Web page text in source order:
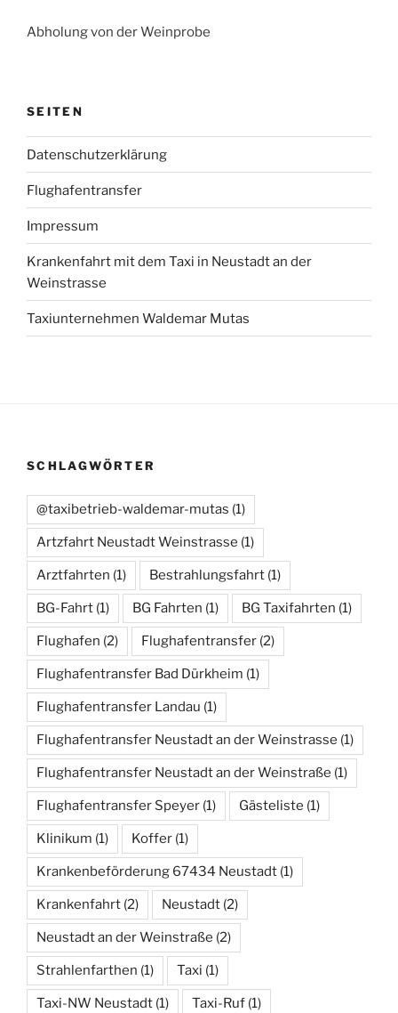
Abholung von der Weinprobe
SEITEN
Datenschutzerklärung
Flughafentransfer
Impressum
Krankenfahrt mit dem Taxi in Neustadt an der
Weinstrasse
Taxiunternehmen Waldemar Mutas
SCHLAGWÖRTER
@taxibetrieb-waldemar-mutas (1)
Artzfahrt Neustadt Weinstrasse (1)
Arztfahrten (1) Bestrahlungsfahrt (1)
BG-Fahrt (1) BG Fahrten (1) BG Taxifahrten (1)
Flughafen (2) Flughafentransfer (2)
Flughafentransfer Bad Dürkheim (1)
Flughafentransfer Landau (1)
Flughafentransfer Neustadt an der Weinstrasse (1)
Flughafentransfer Neustadt an der Weinstraße (1)
Flughafentransfer Speyer (1) Gästeliste (1)
Klinikum (1) Koffer (1)
Krankenbeförderung 67434 Neustadt (1)
Krankenfahrt (2) Neustadt (2)
Neustadt an der Weinstraße (2)
Strahlenfarthen (1) Taxi (1)
Taxi-NW Neustadt (1) Taxi-Ruf (1)